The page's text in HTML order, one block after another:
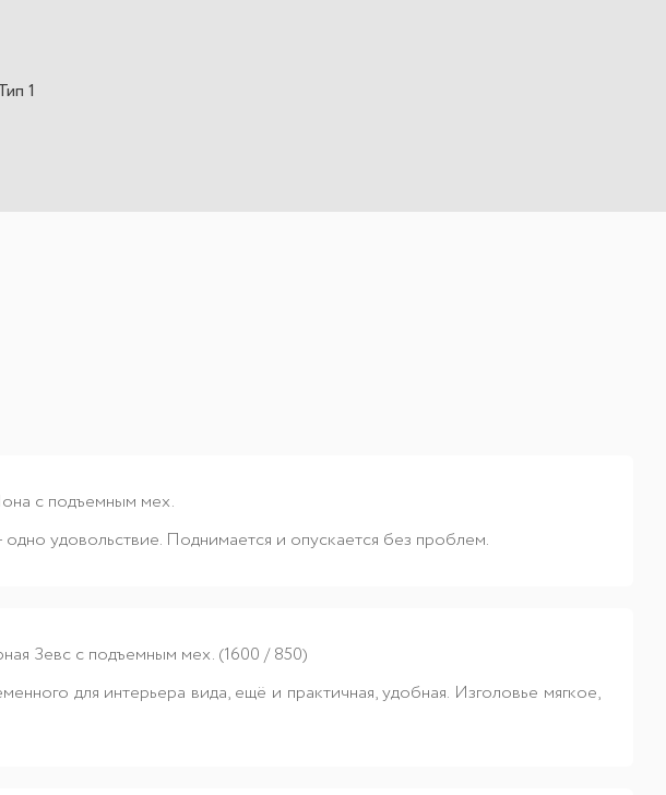
1
с подъемным мех.
удовольствие. Поднимается и опускается без проблем.
Зевс с подъемным мех. (1600 / 850)
для интерьера вида, ещё и практичная, удобная. Изголовье мягкое,